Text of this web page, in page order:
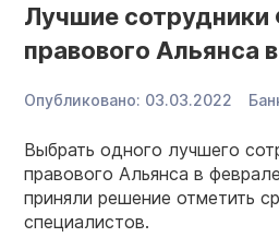
Лучшие сотрудники
правового Альянса
Опубликовано: 03.03.2022
Выбрать одного лучшего
правового Альянса в
приняли решение отметить
специалистов.